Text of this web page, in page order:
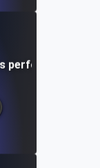
performances